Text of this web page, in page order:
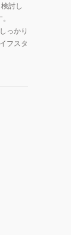
検討し
っかり
フスタ